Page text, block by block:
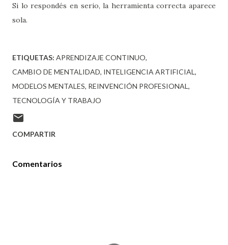
Si lo respondés en serio, la herramienta correcta aparece
sola.
ETIQUETAS: APRENDIZAJE CONTINUO
CAMBIO DE MENTALIDAD INTELIGENCIA ARTIFICIAL
MODELOS MENTALES REINVENCIÓN PROFESIONAL
TECNOLOGÍA Y TRABAJO
COMPARTIR
Comentarios